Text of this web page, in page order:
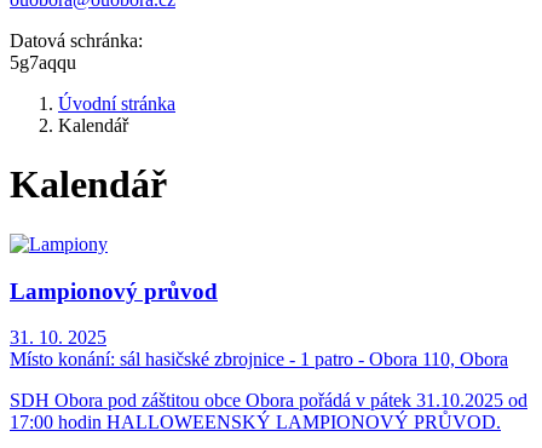
Datová schránka:
5g7aqqu
Úvodní stránka
Kalendář
Kalendář
Lampionový průvod
31. 10. 2025
Místo konání: sál hasičské zbrojnice - 1 patro - Obora 110, Obora
SDH Obora pod záštitou obce Obora pořádá v pátek 31.10.2025 od
17:00 hodin HALLOWEENSKÝ LAMPIONOVÝ PRŮVOD.